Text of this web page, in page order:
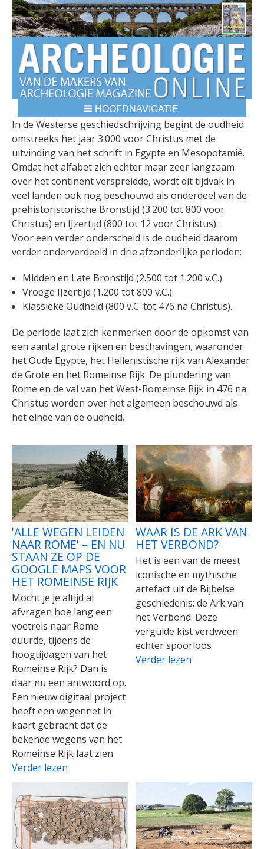
HOOFDNAVIGATIE
BREADCRUMBS
In de Westerse geschiedschrijving begint de oudheid
omstreeks het jaar 3.000 voor Christus met de
uitvinding van het schrift in Egypte en Mesopotamië.
Omdat het alfabet zich echter maar zeer langzaam
over het continent verspreidde, wordt dit tijdvak in
veel landen ook nog beschouwd als onderdeel van de
prehistoristorische Bronstijd (3.200 tot 800 voor
Christus) en IJzertijd (800 tot 12 voor Christus).
Voor een verder onderscheid is de oudheid daarom
verder onderverdeeld in drie afzonderlijke perioden:
Midden en Late Bronstijd (2.500 tot 1.200 v.C.)
Vroege IJzertijd (1.200 tot 800 v.C.)
Klassieke Oudheid (800 v.C. tot 476 na Christus).
De periode laat zich kenmerken door de opkomst van
een aantal grote rijken en beschavingen, waaronder
het Oude Egypte, het Hellenistische rijk van Alexander
de Grote en het Romeinse Rijk. De plundering van
Rome en de val van het West-Romeinse Rijk in 476 na
Christus worden over het algemeen beschouwd als
het einde van de oudheid.
'ALLE WEGEN LEIDEN
NAAR ROME' – EN NU
STAAN ZE OP DE
GOOGLE MAPS VOOR
HET ROMEINSE RIJK
Mocht je je altijd al
afvragen hoe lang een
voetreis naar Rome
duurde, tijdens de
hoogtijdagen van het
Romeinse Rijk? Dan is
daar nu een antwoord op.
Een nieuw digitaal project
heeft een wegennet in
kaart gebracht dat de
bekende wegens van het
Romeinse Rijk laat zien
Verder lezen
WAAR IS DE ARK VAN
HET VERBOND?
Het is een van de meest
iconische en mythische
artefact uit de Bijbelse
geschiedenis: de Ark van
het Verbond. Deze
vergulde kist verdween
echter spoorloos
Verder lezen